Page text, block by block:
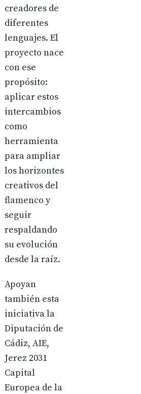
creadores de
diferentes
lenguajes. El
proyecto nace
con ese
propósito:
aplicar estos
intercambios
como
herramienta
para ampliar
los horizontes
creativos del
flamenco y
seguir
respaldando
su evolución
desde la raíz.
Apoyan
también esta
iniciativa la
Diputación de
Cádiz, AIE,
Jerez 2031
Capital
Europea de la